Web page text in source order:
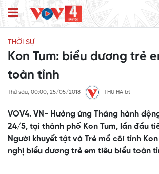
THỜI SỰ
Kon Tum: biểu dương trẻ
toàn tỉnh
Thứ sáu, 00:00, 25/05/2018 THU HA bt
VOV4. VN- Hưởng ứng Tháng hành
24/5, tại thành phố Kon Tum, lần đầu
Người khuyết tật và Trẻ mồ côi tỉnh
nghị biểu dương trẻ em tiêu biểu toàn